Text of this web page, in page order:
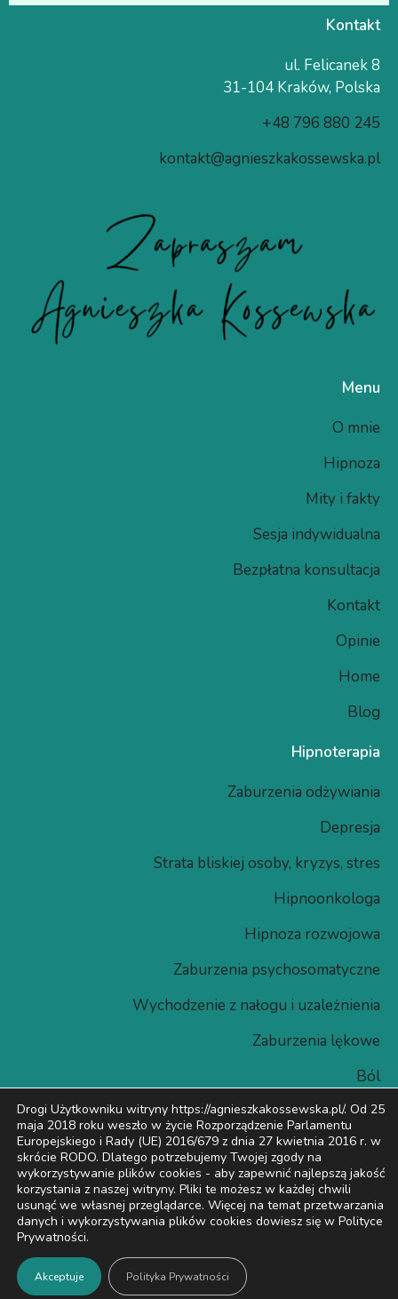
Kontakt
ul. Felicanek 8
31-104 Kraków, Polska
+48 796 880 245
kontakt@agnieszkakossewska.pl
Menu
O mnie
Hipnoza
Mity i fakty
Sesja indywidualna
Bezpłatna konsultacja
Kontakt
Opinie
Home
Blog
Hipnoterapia
Zaburzenia odżywiania
Depresja
Strata bliskiej osoby, kryzys, stres
Hipnoonkologa
Hipnoza rozwojowa​
Zaburzenia psychosomatyczne
Wychodzenie z nałogu i uzależnienia
Zaburzenia lękowe
Ból
Sitemap
Creative Studio:Innovated.pl
Drogi Użytkowniku witryny https://agnieszkakossewska.pl/. Od 25
maja 2018 roku weszło w życie Rozporządzenie Parlamentu
Europejskiego i Rady (UE) 2016/679 z dnia 27 kwietnia 2016 r. w
skrócie RODO. Dlatego potrzebujemy Twojej zgody na
wykorzystywanie plików cookies - aby zapewnić najlepszą jakość
korzystania z naszej witryny. Pliki te możesz w każdej chwili
usunąć we własnej przeglądarce. Więcej na temat przetwarzania
danych i wykorzystywania plików cookies dowiesz się w Polityce
Prywatności.
Akceptuje Polityka Prywatności